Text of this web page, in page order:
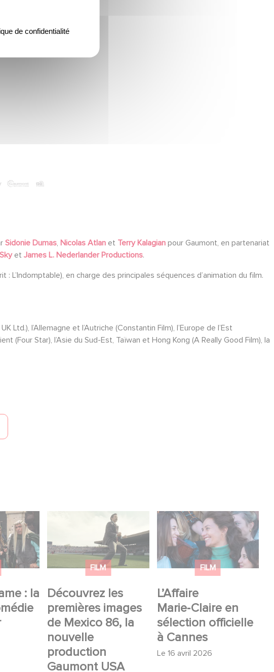
Sidonie Dumas, Nicolas Atlan et Terry Kalagian pour Gaumont, en partenariat
Skyet James L. Nederlander Productions.
: L’Indomptable), en charge des principales séquences d’animation du film.
l’Allemagne et l’Autriche (Constantin Film), l’Europe de l’Est
(Four Star), l’Asie du Sud-Est, Taïwan et Hong Kong (A Really Good Film), la
: la
: la
FILM
Découvrez les
premières images
de Mexico 86, la
nouvelle
production
Gaumont USA
Découvrez les
premières images de
Mexico 86, la nouvelle
production Gaumont
FILM
L’Affaire
Marie‑Claire en
sélection officielle
à Cannes
Le 16 avril 2026
L’Affaire Marie‑Claire
en sélection officielle à
Cannes
de confidentialité